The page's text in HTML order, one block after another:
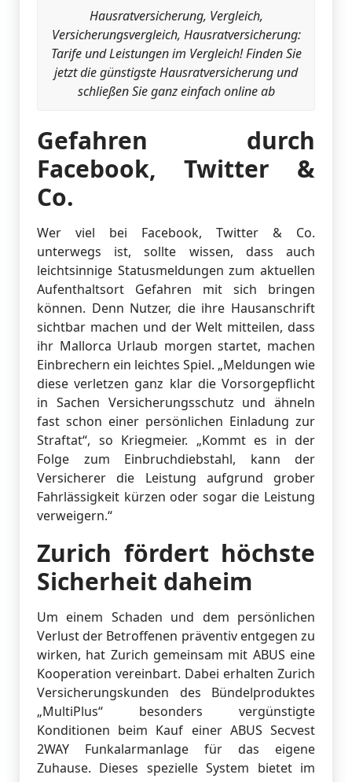
Hausratversicherung, Vergleich,
Versicherungsvergleich, Hausratversicherung:
Tarife und Leistungen im Vergleich! Finden Sie
jetzt die günstigste Hausratversicherung und
schließen Sie ganz einfach online ab
Gefahren durch
Facebook, Twitter &
Co.
Wer viel bei Facebook, Twitter & Co.
unterwegs ist, sollte wissen, dass auch
leichtsinnige Statusmeldungen zum aktuellen
Aufenthaltsort Gefahren mit sich bringen
können. Denn Nutzer, die ihre Hausanschrift
sichtbar machen und der Welt mitteilen, dass
ihr Mallorca Urlaub morgen startet, machen
Einbrechern ein leichtes Spiel. „Meldungen wie
diese verletzen ganz klar die Vorsorgepflicht
in Sachen Versicherungsschutz und ähneln
fast schon einer persönlichen Einladung zur
Straftat“, so Kriegmeier. „Kommt es in der
Folge zum Einbruchdiebstahl, kann der
Versicherer die Leistung aufgrund grober
Fahrlässigkeit kürzen oder sogar die Leistung
verweigern.“
Zurich fördert höchste
Sicherheit daheim
Um einem Schaden und dem persönlichen
Verlust der Betroffenen präventiv entgegen zu
wirken, hat Zurich gemeinsam mit ABUS eine
Kooperation vereinbart. Dabei erhalten Zurich
Versicherungskunden des Bündelproduktes
„MultiPlus“ besonders vergünstigte
Konditionen beim Kauf einer ABUS Secvest
2WAY Funkalarmanlage für das eigene
Zuhause. Dieses spezielle System bietet im